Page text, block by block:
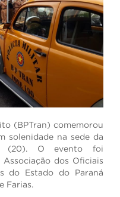
(BPTran) comemorou
solenidade na sede da
(20). O evento foi
dos Oficiais
do Estado do Paraná
Farias.